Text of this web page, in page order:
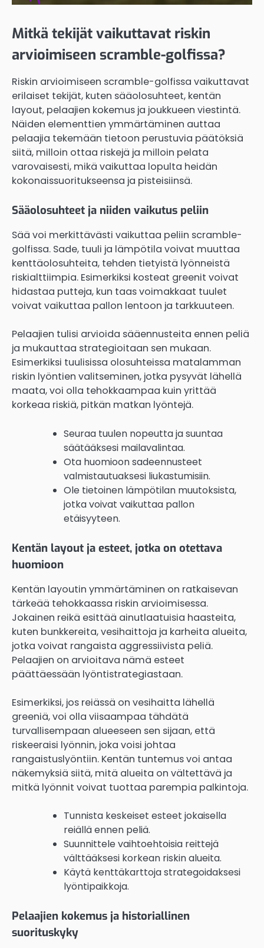
Mitkä tekijät vaikuttavat riskin
arvioimiseen scramble-golfissa?
Riskin arvioimiseen scramble-golfissa vaikuttavat
erilaiset tekijät, kuten sääolosuhteet, kentän
layout, pelaajien kokemus ja joukkueen viestintä.
Näiden elementtien ymmärtäminen auttaa
pelaajia tekemään tietoon perustuvia päätöksiä
siitä, milloin ottaa riskejä ja milloin pelata
varovaisesti, mikä vaikuttaa lopulta heidän
kokonaissuoritukseensa ja pisteisiinsä.
Sääolosuhteet ja niiden vaikutus peliin
Sää voi merkittävästi vaikuttaa peliin scramble-
golfissa. Sade, tuuli ja lämpötila voivat muuttaa
kenttäolosuhteita, tehden tietyistä lyönneistä
riskialttiimpia. Esimerkiksi kosteat greenit voivat
hidastaa putteja, kun taas voimakkaat tuulet
voivat vaikuttaa pallon lentoon ja tarkkuuteen.
Pelaajien tulisi arvioida sääennusteita ennen peliä
ja mukauttaa strategioitaan sen mukaan.
Esimerkiksi tuulisissa olosuhteissa matalamman
riskin lyöntien valitseminen, jotka pysyvät lähellä
maata, voi olla tehokkaampaa kuin yrittää
korkeaa riskiä, pitkän matkan lyöntejä.
Seuraa tuulen nopeutta ja suuntaa
säätääksesi mailavalintaa.
Ota huomioon sadeennusteet
valmistautuaksesi liukastumisiin.
Ole tietoinen lämpötilan muutoksista,
jotka voivat vaikuttaa pallon
etäisyyteen.
Kentän layout ja esteet, jotka on otettava
huomioon
Kentän layoutin ymmärtäminen on ratkaisevan
tärkeää tehokkaassa riskin arvioimisessa.
Jokainen reikä esittää ainutlaatuisia haasteita,
kuten bunkkereita, vesihaittoja ja karheita alueita,
jotka voivat rangaista aggressiivista peliä.
Pelaajien on arvioitava nämä esteet
päättäessään lyöntistrategiastaan.
Esimerkiksi, jos reiässä on vesihaitta lähellä
greeniä, voi olla viisaampaa tähdätä
turvallisempaan alueeseen sen sijaan, että
riskeeraisi lyönnin, joka voisi johtaa
rangaistuslyöntiin. Kentän tuntemus voi antaa
näkemyksiä siitä, mitä alueita on vältettävä ja
mitkä lyönnit voivat tuottaa parempia palkintoja.
Tunnista keskeiset esteet jokaisella
reiällä ennen peliä.
Suunnittele vaihtoehtoisia reittejä
välttääksesi korkean riskin alueita.
Käytä kenttäkarttoja strategoidaksesi
lyöntipaikkoja.
Pelaajien kokemus ja historiallinen
suorituskyky